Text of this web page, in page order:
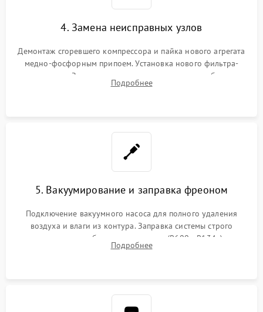
4. Замена неисправных узлов
Демонтаж сгоревшего компрессора и пайка нового агрегата
медно-фосфорным припоем. Установка нового фильтра-
осушителя. Замена изношенных вентиляторов обдува,
сломанных заслонок или поврежденных дверных петель.
Подробнее
5. Вакуумирование и заправка фреоном
Подключение вакуумного насоса для полного удаления
воздуха и влаги из контура. Заправка системы строго
дозированным объемом хладагента (R600a, R134a) по
электронным весам. Контроль рабочего давления в системе.
Подробнее